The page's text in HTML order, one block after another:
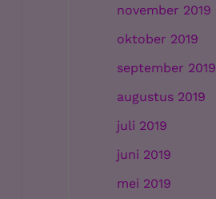
november 2019
oktober 2019
september 2019
augustus 2019
juli 2019
juni 2019
mei 2019